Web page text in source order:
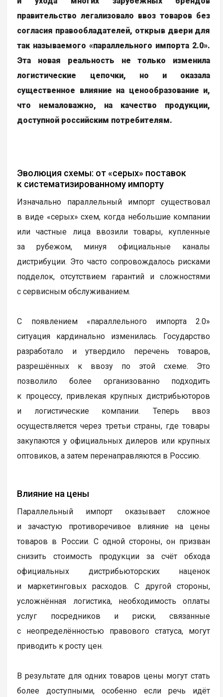
правительство легализовало ввоз товаров без
согласия правообладателей, открыв двери для
так называемого «параллельного импорта 2.0».
Эта новая реальность не только изменила
логистические цепочки, но и оказала
существенное влияние на ценообразование и,
что немаловажно, на качество продукции,
доступной российским потребителям.
Эволюция схемы: от «серых» поставок
к систематизированному импорту
Изначально параллельный импорт существовал
в виде «серых» схем, когда небольшие компании
или частные лица ввозили товары, купленные
за рубежом, минуя официальные каналы
дистрибуции. Это часто сопровождалось рисками
подделок, отсутствием гарантий и сложностями
с сервисным обслуживанием.
С появлением «параллельного импорта 2.0»
ситуация кардинально изменилась. Государство
разработало и утвердило перечень товаров,
разрешённых к ввозу по этой схеме. Это
позволило более организованно подходить
к процессу, привлекая крупных дистрибьюторов
и логистические компании. Теперь ввоз
осуществляется через третьи страны, где товары
закупаются у официальных дилеров или крупных
оптовиков, а затем перенаправляются в Россию.
Влияние на цены
Параллельный импорт оказывает сложное
и зачастую противоречивое влияние на цены
товаров в России. С одной стороны, он призван
снизить стоимость продукции за счёт обхода
официальных дистрибьюторских наценок
и маркетинговых расходов. С другой стороны,
усложнённая логистика, необходимость оплаты
услуг посредников и риски, связанные
с неопределённостью правового статуса, могут
приводить к росту цен.
В результате для одних товаров цены могут стать
более доступными, особенно если речь идёт